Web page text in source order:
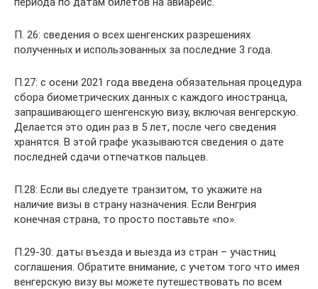
П. 26: сведения о всех шенгенских разрешениях
полученных и использованных за последние 3 года.
П.27: с осени 2021 года введена обязательная процедура
сбора биометрических данных с каждого иностранца,
запрашивающего шенгенскую визу, включая венгерскую.
Делается это один раз в 5 лет, после чего сведения
хранятся. В этой графе указываются сведения о дате
последней сдачи отпечатков пальцев.
П.28: Если вы следуете транзитом, то укажите на
наличие визы в страну назначения. Если Венгрия
конечная страна, то просто поставьте «no».
П.29-30: даты въезда и выезда из стран – участниц
соглашения. Обратите внимание, с учетом того что имея
венгерскую визу вы можете путешествовать по всем